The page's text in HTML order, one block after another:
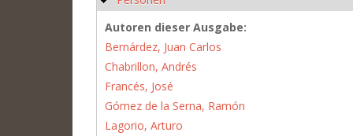
Autoren dieser Ausgabe:
Bernárdez, Juan Carlos
Chabrillon, Andrés
Francés, José
Gómez de la Serna, Ramón
Lagorio, Arturo